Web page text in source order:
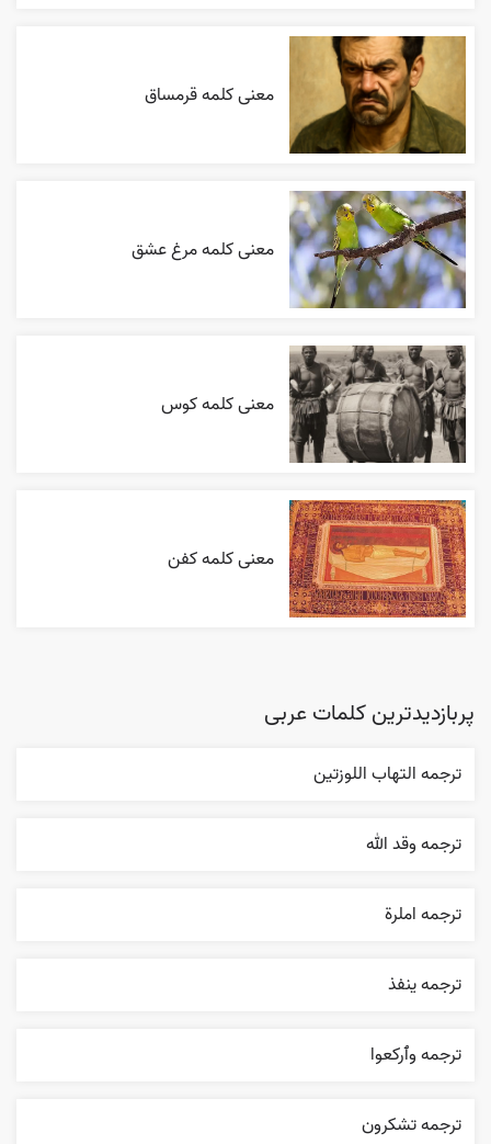
معنی کلمه قرمساق
معنی کلمه مرغ عشق
معنی کلمه کوس
معنی کلمه کفن
پربازدیدترین کلمات عربی
ترجمه التهاب اللوزتين
ترجمه وقد الله
ترجمه املرة
ترجمه ينفذ
ترجمه وٱرکعوا
ترجمه تشکرون